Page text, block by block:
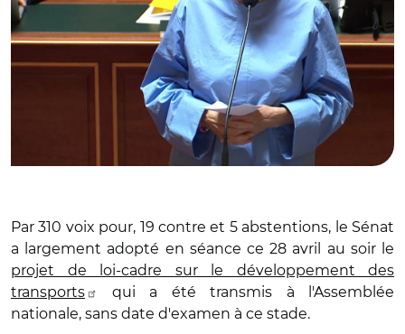
Par 310 voix pour, 19 contre et 5 abstentions, le Sénat
a largement adopté en séance ce 28 avril au soir le
projet de loi-cadre sur le développement des
transports
qui a été transmis à l'Assemblée
nationale, sans date d'examen à ce stade.